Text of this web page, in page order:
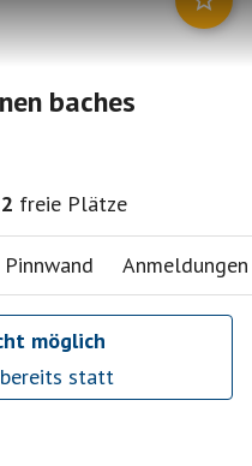
baches
2 freie Plätze
Pinnwand Anmeldungen
möglich
statt